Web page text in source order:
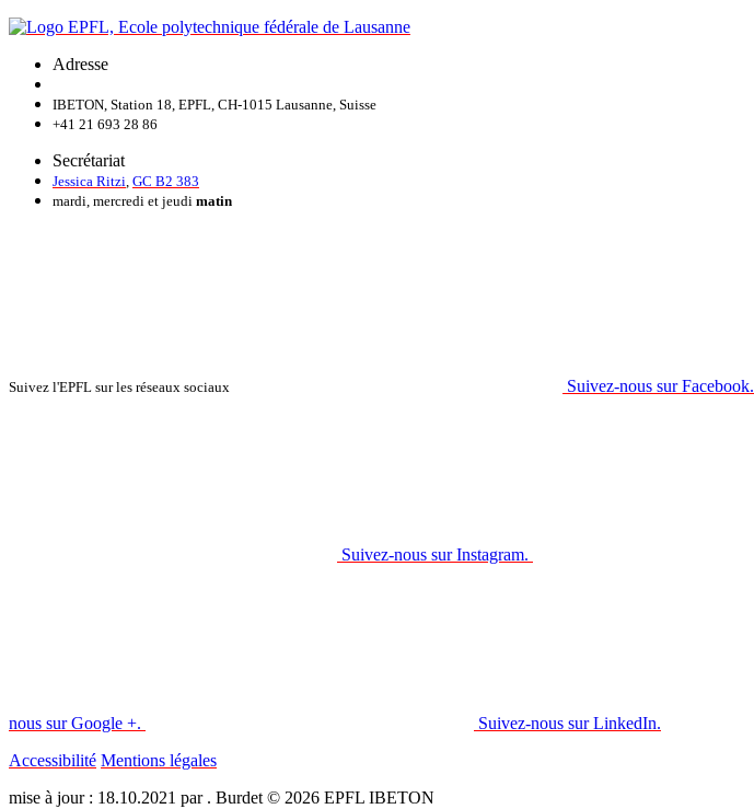
Adresse
IBETON, Station 18, EPFL, CH-1015 Lausanne, Suisse
+41 21 693 28 86
Secrétariat
Jessica Ritzi GC B2 383
mardi, mercredi et jeudi matin
Suivez l'EPFL sur les réseaux sociaux Suivez-nous sur Facebook.
Suivez-nous sur Instagram.
nous sur Google +.
Suivez-nous sur LinkedIn.
Accessibilité Mentions légales
mise à jour : 18.10.2021 par . Burdet © 2026 EPFL IBETON